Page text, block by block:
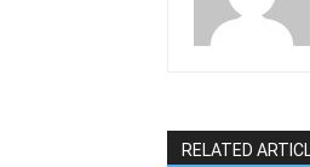
RELATED